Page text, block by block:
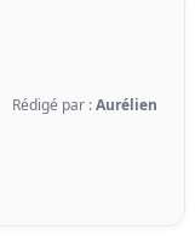
Rédigé par :Aurélien